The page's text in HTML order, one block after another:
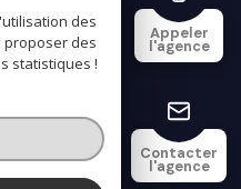
Appeler
l'agence
Contacter
l'agence
des
proposer des
statistiques !